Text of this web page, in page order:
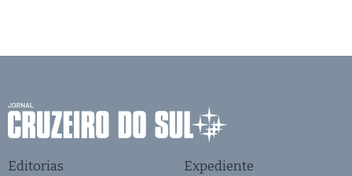
Editorias Expediente